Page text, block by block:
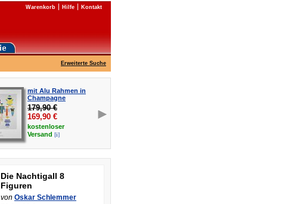
Warenkorb Hilfe Kontakt
Erweiterte Suche
mit Alu Rahmen in
Champagne
179,90 €
169,90 €
kostenloser
Versand [i]
Die Nachtigall 8
Figuren
von Oskar Schlemmer